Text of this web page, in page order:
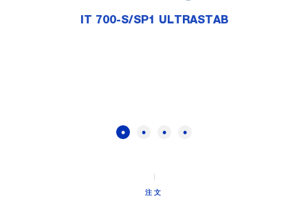
IT 700-S/SP1 ULTRASTAB
注文